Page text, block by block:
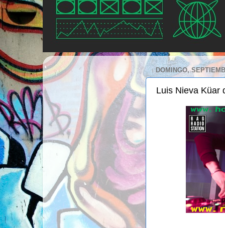
DOMINGO,
Luis Nieva Küar